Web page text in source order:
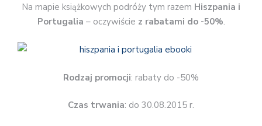
Na mapie książkowych podróży tym razem Hiszpania i
Portugalia – oczywiście z rabatami do -50%.
Rodzaj promocji: rabaty do -50%
Czas trwania: do 30.08.2015 r.